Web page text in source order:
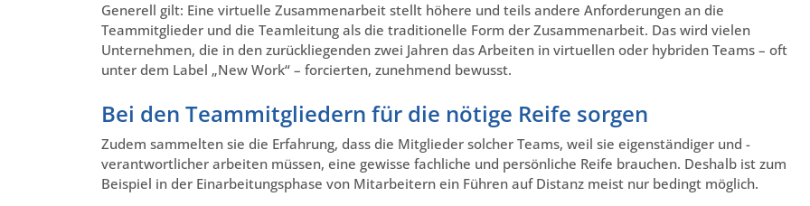
Generell gilt: Eine virtuelle Zusammenarbeit stellt höhere und teils andere Anforderungen an die
Teammitglieder und die Teamleitung als die traditionelle Form der Zusammenarbeit. Das wird vielen
Unternehmen, die in den zurückliegenden zwei Jahren das Arbeiten in virtuellen oder hybriden Teams – oft
unter dem Label „New Work“ – forcierten, zunehmend bewusst.
Bei den Teammitgliedern für die nötige Reife sorgen
Zudem sammelten sie die Erfahrung, dass die Mitglieder solcher Teams, weil sie eigenständiger und -
verantwortlicher arbeiten müssen, eine gewisse fachliche und persönliche Reife brauchen. Deshalb ist zum
Beispiel in der Einarbeitungsphase von Mitarbeitern ein Führen auf Distanz meist nur bedingt möglich.